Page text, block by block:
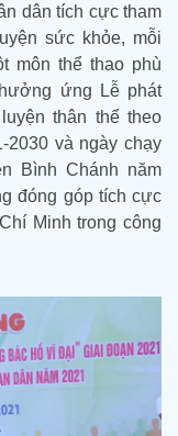
dân tích cực tham
sức khỏe, mỗi
môn thể thao phù
ứng Lễ phát
thân thể theo
2030 và ngày chạy
Bình Chánh năm
đóng góp tích cực
Minh trong công